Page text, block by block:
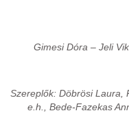
Gimesi Dóra – Jeli
Szereplők: Döbrösi Laura,
e.h., Bede-Fazekas